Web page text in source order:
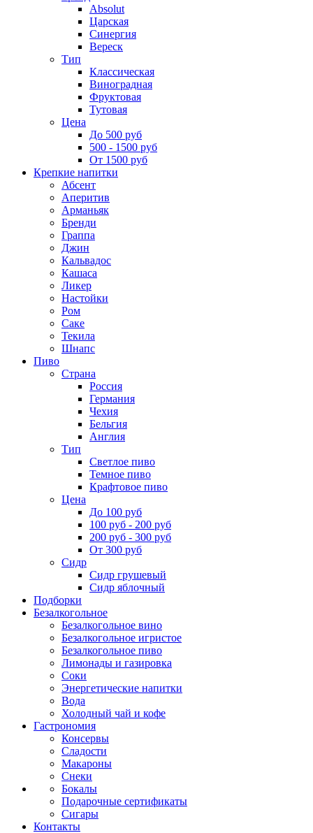
Absolut
Царская
Синергия
Вереск
Тип
Классическая
Виноградная
Фруктовая
Тутовая
Цена
До 500 руб
500 - 1500 руб
От 1500 руб
Крепкие напитки
Абсент
Аперитив
Арманьяк
Бренди
Граппа
Джин
Кальвадос
Кашаса
Ликер
Настойки
Ром
Саке
Текила
Шнапс
Пиво
Страна
Россия
Германия
Чехия
Бельгия
Англия
Тип
Светлое пиво
Темное пиво
Крафтовое пиво
Цена
До 100 руб
100 руб - 200 руб
200 руб - 300 руб
От 300 руб
Сидр
Сидр грушевый
Сидр яблочный
Подборки
Безалкогольное
Безалкогольное вино
Безалкогольное игристое
Безалкогольное пиво
Лимонады и газировка
Соки
Энергетические напитки
Вода
Холодный чай и кофе
Гастрономия
Консервы
Сладости
Макароны
Снеки
Бокалы
Подарочные сертификаты
Сигары
Контакты